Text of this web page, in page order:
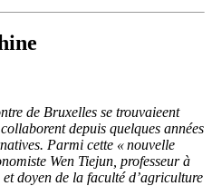
de Bruxelles se trouvaieent
depuis quelques années
Parmi cette « nouvelle
Wen Tiejun, professeur à
doyen de la faculté d’agriculture